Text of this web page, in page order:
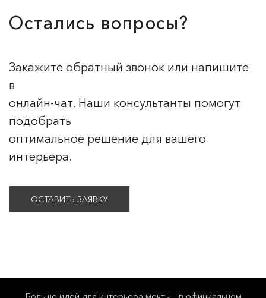
Остались вопросы?
Закажите обратный звонок или напишите
в
онлайн-чат. Наши консультанты помогут
подобрать
оптимальное решение для вашего
интерьера.
ОСТАВИТЬ ЗАЯВКУ